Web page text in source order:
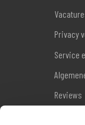
Privacy
Service
Reviews